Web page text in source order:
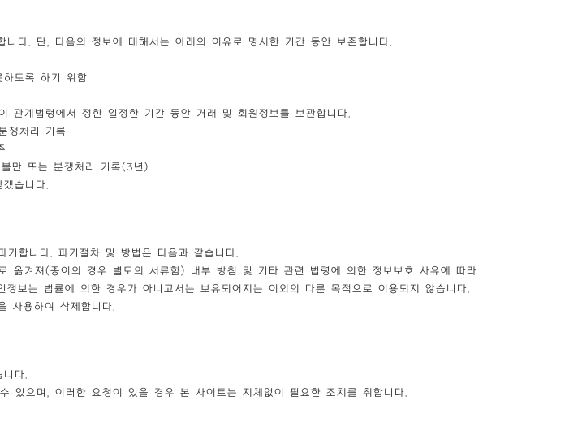
다. 단, 다음의 정보에 대해서는 아래의 이유로 명시한 기간 동안 보존합니다.
도록 하기 위함
관계법령에서 정한 일정한 기간 동안 거래 및 회원정보를 보관합니다.
쟁처리 기록
만 또는 분쟁처리 기록(3년)
습니다.
합니다. 파기절차 및 방법은 다음과 같습니다.
겨져(종이의 경우 별도의 서류함) 내부 방침 및 기타 관련 법령에 의한 정보보호 사유에 따라
는 법률에 의한 경우가 아니고서는 보유되어지는 이외의 다른 목적으로 이용되지 않습니다.
사용하여 삭제합니다.
다.
있으며, 이러한 요청이 있을 경우 본 사이트는 지체없이 필요한 조치를 취합니다.